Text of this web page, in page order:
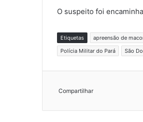
O suspeito foi
Etiquetas apreensão de
Polícia Militar do Pará
São
Compartilhar